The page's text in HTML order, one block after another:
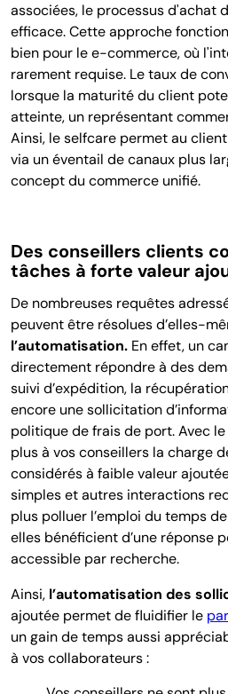
associées, le processus d'achat
efficace. Cette approche
bien pour le e-commerce, où
rarement requise. Le taux de
lorsque la maturité du client
atteinte, un représentant
Ainsi, le selfcare permet au
via un éventail de canaux plus
concept du commerce unifié.
Des conseillers clients
tâches à forte valeur
De nombreuses requêtes
peuvent être résolues d’elles-
l’automatisation. En effet, un
directement répondre à des
suivi d’expédition, la
encore une sollicitation
politique de frais de port. Avec le
plus à vos conseillers la charge
considérés à faible valeur
simples et autres interactions
plus polluer l’emploi du temps
elles bénéficient d’une réponse
accessible par recherche.
Ainsi, l’automatisation des
ajoutée permet defluidifier le
un gain de temps aussi
à vos collaborateurs :